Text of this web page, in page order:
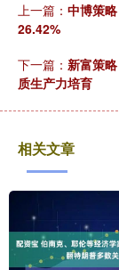
上一篇： 中博策
26.42%
下一篇： 新富策
质生产力培育
相关文章